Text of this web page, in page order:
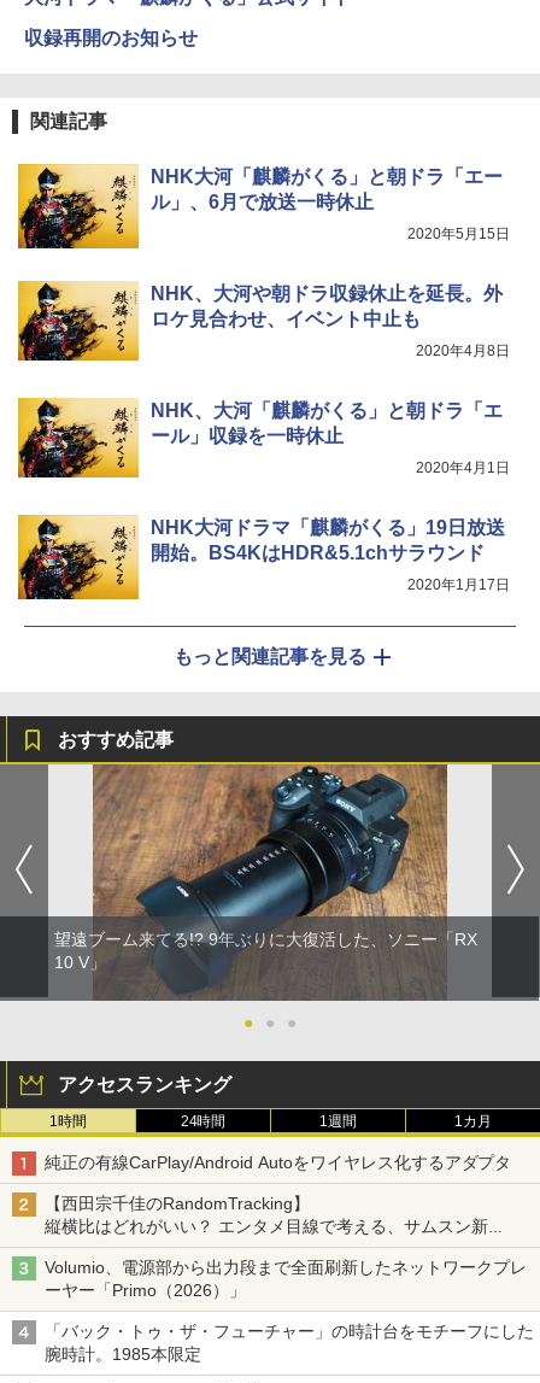
収録再開のお知らせ
関連記事
NHK大河「麒麟がくる」と朝ドラ「エー
ル」、6月で放送一時休止
2020年5月15日
NHK、大河や朝ドラ収録休止を延長。外
ロケ見合わせ、イベント中止も
2020年4月8日
NHK、大河「麒麟がくる」と朝ドラ「エ
ール」収録を一時休止
2020年4月1日
NHK大河ドラマ「麒麟がくる」19日放送
開始。BS4KはHDR&5.1chサラウンド
2020年1月17日
もっと関連記事を見る
おすすめ記事
望遠ブーム来てる!? 9年ぶりに大復活した、ソニー「RX
10 V」
● ● ●
アクセスランキング
1時間 24時間 1週間 1カ月
純正の有線CarPlay/Android Autoをワイヤレス化するアダプタ
【西田宗千佳のRandomTracking】
縦横比はどれがいい？ エンタメ目線で考える、サムスン新
「Galaxy Z Fold」
Volumio、電源部から出力段まで全面刷新したネットワークプレ
ーヤー「Primo（2026）」
「バック・トゥ・ザ・フューチャー」の時計台をモチーフにした
腕時計。1985本限定